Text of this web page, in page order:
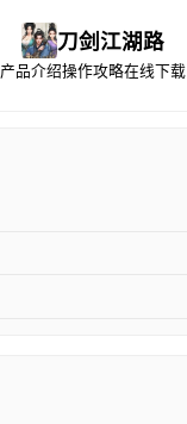
刀剑江湖路
产品介绍操作攻略在线下载